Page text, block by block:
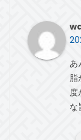
あ
脂
度
な